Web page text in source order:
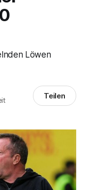
Löwen
Teilen